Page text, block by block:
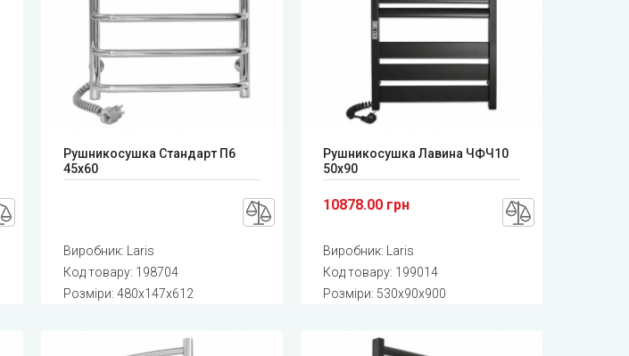
Рушникосушка Стандарт П6
45x60
Виробник: Laris
Код товару: 198704
Розміри: 480x147x612
Рушникосушка Лавина ЧФЧ10
50x90
10878.00 грн
Виробник: Laris
Код товару: 199014
Розміри: 530x90x900